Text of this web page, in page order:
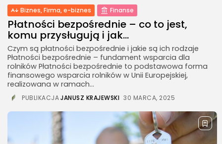
Biznes, Firma, e-biznes Finanse
Płatności bezpośrednie – co to jest,
komu przysługują i jak...
Czym są płatności bezpośrednie i jakie są ich rodzaje
Płatności bezpośrednie – fundament wsparcia dla
rolników Płatności bezpośrednie to podstawowa forma
finansowego wsparcia rolników w Unii Europejskiej,
realizowana w ramach...
PUBLIKACJAJANUSZ KRAJEWSKI 30 MARCA, 2025